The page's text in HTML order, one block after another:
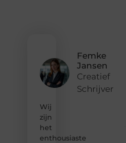
Femke
Jansen
Creatief
Schrijver
Wij
zijn
het
enthousiaste